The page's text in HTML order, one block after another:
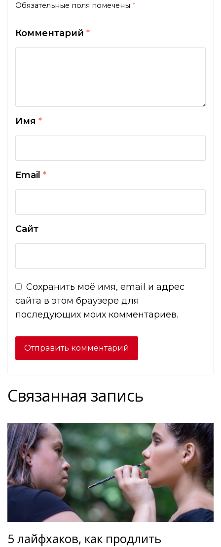
Обязательные поля помечены *
Комментарий *
Имя *
Email *
Сайт
Сохранить моё имя, email и адрес
сайта в этом браузере для
последующих моих комментариев.
Связанная запись
5 лайфхаков, как продлить